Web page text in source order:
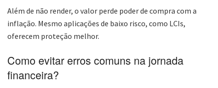
Além de não render, o valor perde poder de compra com a
inflação. Mesmo aplicações de baixo risco, como LCIs,
oferecem proteção melhor.
Como evitar erros comuns na jornada
financeira?